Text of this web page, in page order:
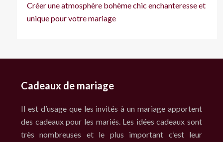
Créer une atmosphère bohème chic enchanteresse et
unique pour votre mariage
Cadeaux de mariage
Il est d’usage que les invités à un mariage apportent
des cadeaux pour les mariés. Les idées cadeaux sont
très nombreuses et le plus important c’est leur